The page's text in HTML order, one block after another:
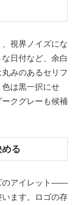
視界ノイズにな
日付など、余白
みのあるセリフ
は黒一択にせ
クグレーも候補
る
のアイレット——
ます。ロゴの存